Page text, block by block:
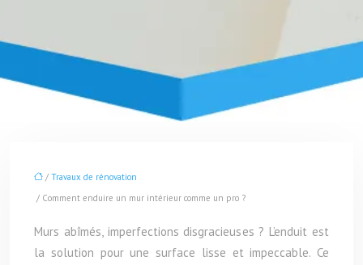
/ Travaux de rénovation
/ Comment enduire un mur intérieur comme un pro ?
Murs abîmés, imperfections disgracieuses ? L’enduit est
la solution pour une surface lisse et impeccable. Ce